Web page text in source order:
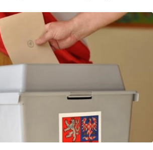
bez zranění osob.